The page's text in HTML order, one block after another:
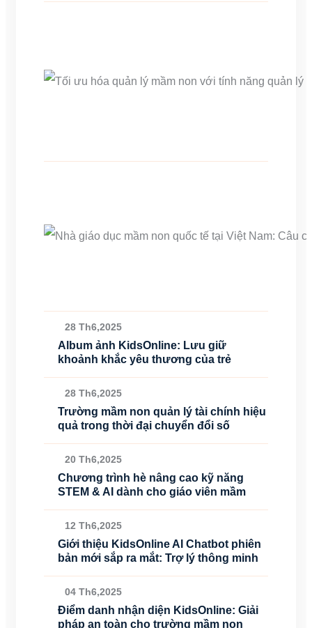
28 Th6,2025
Album ảnh KidsOnline: Lưu giữ
khoảnh khắc yêu thương của trẻ
28 Th6,2025
Trường mầm non quản lý tài chính hiệu
quả trong thời đại chuyển đổi số
20 Th6,2025
Chương trình hè nâng cao kỹ năng
STEM & AI dành cho giáo viên mầm
12 Th6,2025
Giới thiệu KidsOnline AI Chatbot phiên
bản mới sắp ra mắt: Trợ lý thông minh
04 Th6,2025
Điểm danh nhận diện KidsOnline: Giải
pháp an toàn cho trường mầm non